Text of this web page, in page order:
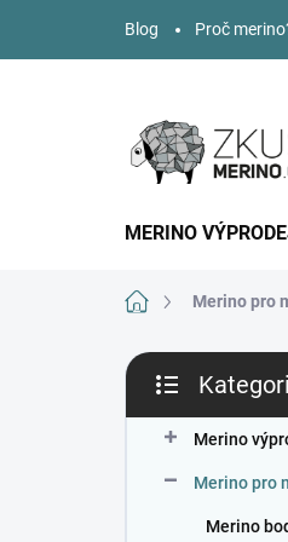
obsah
Blog Proč
MERINO
Domů Merino pro
P
s
kategorie
Merino
Merino pro
Merino